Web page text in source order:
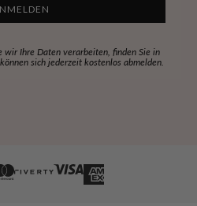
wir Ihre Daten verarbeiten, finden Sie in
sich jederzeit kostenlos abmelden.